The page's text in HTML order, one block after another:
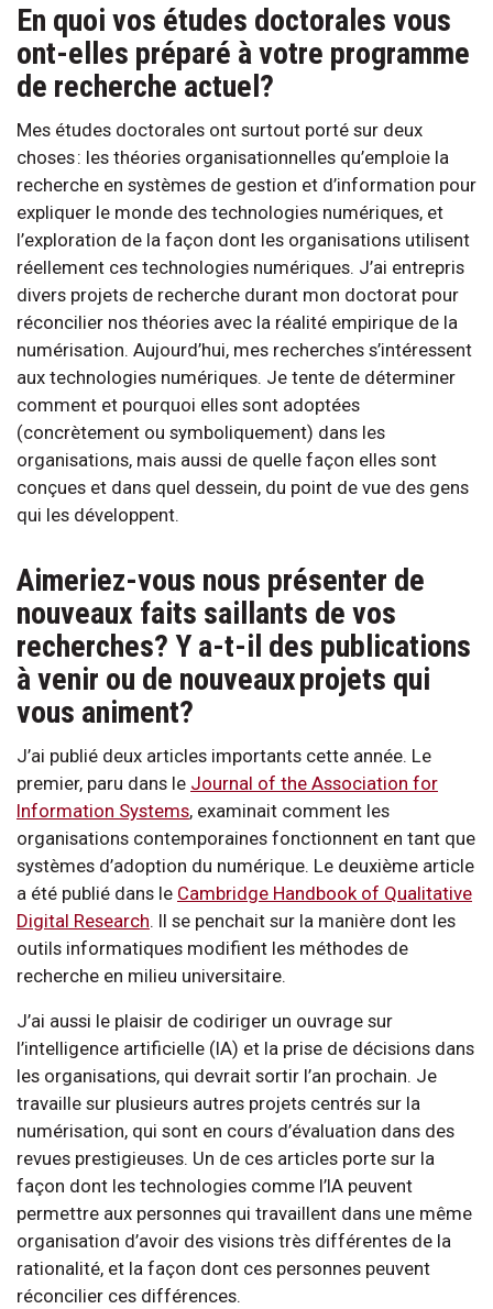
En quoi vos études doctorales vous
ont-elles préparé à votre programme
de recherche actuel?
Mes études doctorales ont surtout porté sur deux
choses : les théories organisationnelles qu’emploie la
recherche en systèmes de gestion et d’information pour
expliquer le monde des technologies numériques, et
l’exploration de la façon dont les organisations utilisent
réellement ces technologies numériques. J’ai entrepris
divers projets de recherche durant mon doctorat pour
réconcilier nos théories avec la réalité empirique de la
numérisation. Aujourd’hui, mes recherches s’intéressent
aux technologies numériques. Je tente de déterminer
comment et pourquoi elles sont adoptées
(concrètement ou symboliquement) dans les
organisations, mais aussi de quelle façon elles sont
conçues et dans quel dessein, du point de vue des gens
qui les développent.
Aimeriez-vous nous présenter de
nouveaux faits saillants de vos
recherches? Y a-t-il des publications
à venir ou de nouveaux projets qui
vous animent?
J’ai publié deux articles importants cette année. Le
premier, paru dans le Journal of the Association for
Information Systems, examinait comment les
organisations contemporaines fonctionnent en tant que
systèmes d’adoption du numérique. Le deuxième article
a été publié dans le Cambridge Handbook of Qualitative
Digital Research. Il se penchait sur la manière dont les
outils informatiques modifient les méthodes de
recherche en milieu universitaire.
J’ai aussi le plaisir de codiriger un ouvrage sur
l’intelligence artificielle (IA) et la prise de décisions dans
les organisations, qui devrait sortir l’an prochain. Je
travaille sur plusieurs autres projets centrés sur la
numérisation, qui sont en cours d’évaluation dans des
revues prestigieuses. Un de ces articles porte sur la
façon dont les technologies comme l’IA peuvent
permettre aux personnes qui travaillent dans une même
organisation d’avoir des visions très différentes de la
rationalité, et la façon dont ces personnes peuvent
réconcilier ces différences.